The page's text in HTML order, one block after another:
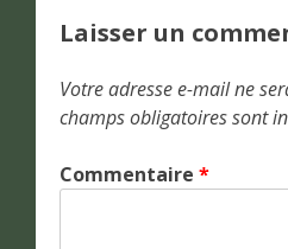
Laisser un
Votre adresse e-mail ne
champs obligatoires sont
Commentaire *